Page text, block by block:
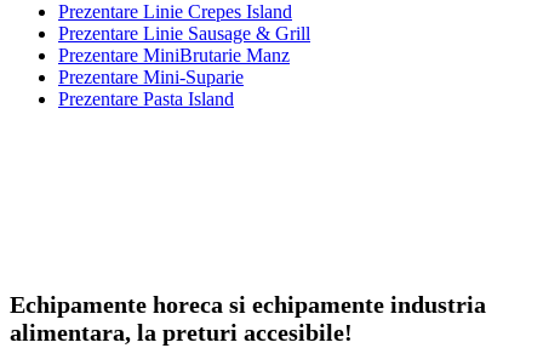
Prezentare Linie Crepes Island
Prezentare Linie Sausage & Grill
Prezentare MiniBrutarie Manz
Prezentare Mini-Suparie
Prezentare Pasta Island
Echipamente horeca si echipamente industria
alimentara, la preturi accesibile!